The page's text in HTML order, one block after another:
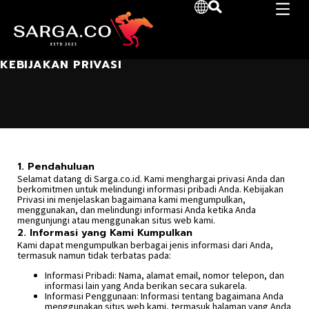
KEBIJAKAN PRIVASI
1. Pendahuluan
Selamat datang di Sarga.co.id. Kami menghargai privasi Anda dan
berkomitmen untuk melindungi informasi pribadi Anda. Kebijakan
Privasi ini menjelaskan bagaimana kami mengumpulkan,
menggunakan, dan melindungi informasi Anda ketika Anda
mengunjungi atau menggunakan situs web kami.
2. Informasi yang Kami Kumpulkan
Kami dapat mengumpulkan berbagai jenis informasi dari Anda,
termasuk namun tidak terbatas pada:
Informasi Pribadi: Nama, alamat email, nomor telepon, dan
informasi lain yang Anda berikan secara sukarela.
Informasi Penggunaan: Informasi tentang bagaimana Anda
menggunakan situs web kami, termasuk halaman yang Anda